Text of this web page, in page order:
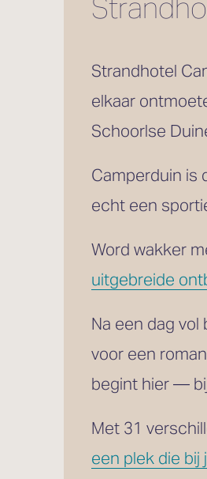
Strandhotel
elkaar
Schoorlse
Camperduin is
echt een
Word wakker
uitgebreide
Na een dag
voor een
begint hier —
een plek die bij